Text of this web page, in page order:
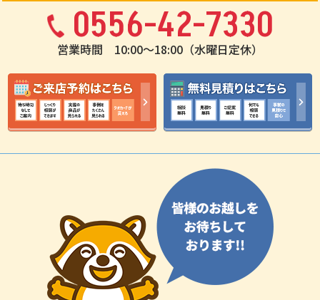
0556-42-7330
営業時間 10:00〜18:00（水曜日定休）